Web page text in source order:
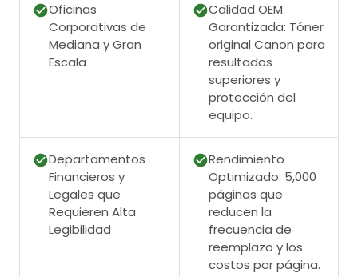
Oficinas
Corporativas de
Mediana y Gran
Escala
Calidad OEM
Garantizada: Tóner
original Canon para
resultados
superiores y
protección del
equipo.
Departamentos
Financieros y
Legales que
Requieren Alta
Legibilidad
Rendimiento
Optimizado: 5,000
páginas que
reducen la
frecuencia de
reemplazo y los
costos por página.